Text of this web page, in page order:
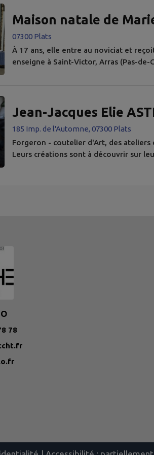
Maison natale de
07300 Plats
À 17 ans, elle entre au noviciat et
enseigne à Saint-Victor, Arras (Pas-
Jean-Jacques Elie
185 Imp. de l'Automne, 07300 Plats
Forgeron - coutelier d'Art, des ateliers
Leurs créations sont à découvrir sur
78